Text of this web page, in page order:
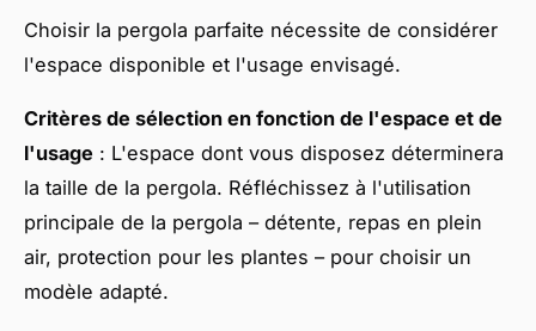
Choisir la pergola parfaite nécessite de considérer
l'espace disponible et l'usage envisagé.
Critères de sélection en fonction de l'espace et de
l'usage : L'espace dont vous disposez déterminera
la taille de la pergola. Réfléchissez à l'utilisation
principale de la pergola – détente, repas en plein
air, protection pour les plantes – pour choisir un
modèle adapté.